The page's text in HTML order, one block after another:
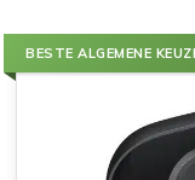
BESTE ALGEMENE